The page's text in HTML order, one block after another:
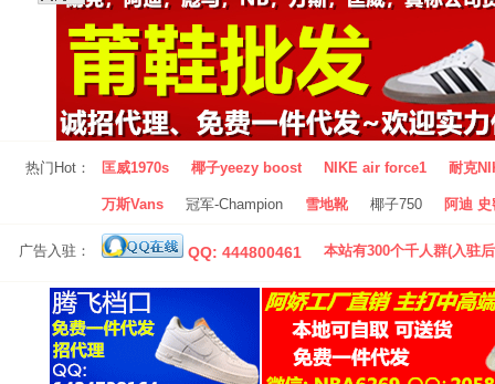
热门Hot： 匡威1970s 椰子yeezy boost NIKE air force1 耐克
万斯Vans 冠军-Champion 雪地靴 椰子750 阿迪
广告入驻： QQ: 444800461 本站有300个千人群(入驻